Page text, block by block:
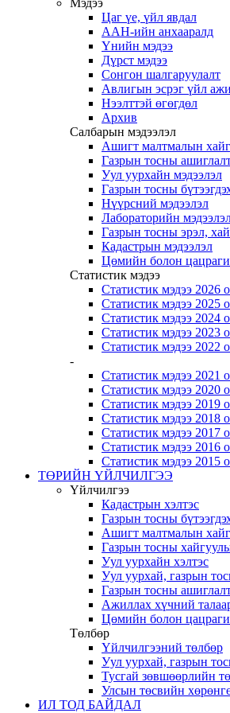
Мэдээ
Цаг үе, үйл явдал
ААН-ийн анхааралд
Үнийн мэдээ
Дүрст мэдээ
Сонгон шалгаруулалт
Авлигын эсрэг үйл
Нээлттэй өгөгдөл
Архив
Салбарын мэдээлэл
Ашигт малтмалын
Газрын тосны
Уул уурхайн мэдээлэл
Газрын тосны
Нүүрсний мэдээлэл
Лабораторийн
Газрын тосны эрэл,
Кадастрын мэдээлэл
Цөмийн болон
Статистик мэдээ
Статистик мэдээ 2026
Статистик мэдээ 2025
Статистик мэдээ 2024
Статистик мэдээ 2023
Статистик мэдээ 2022
-
Статистик мэдээ 2021
Статистик мэдээ 2020
Статистик мэдээ 2019
Статистик мэдээ 2018
Статистик мэдээ 2017
Статистик мэдээ 2016
Статистик мэдээ 2015
ТӨРИЙН ҮЙЛЧИЛГЭЭ
Үйлчилгээ
Кадастрын хэлтэс
Газрын тосны
Ашигт малтмалын
Газрын тосны
Уул уурхайн хэлтэс
Уул уурхай, газрын
Газрын тосны
Ажиллах хүчний
Цөмийн болон
Төлбөр
Үйлчилгээний төлбөр
Уул уурхай, газрын
Тусгай зөвшөөрлийн
Улсын төсвийн
ИЛ ТОД БАЙДАЛ